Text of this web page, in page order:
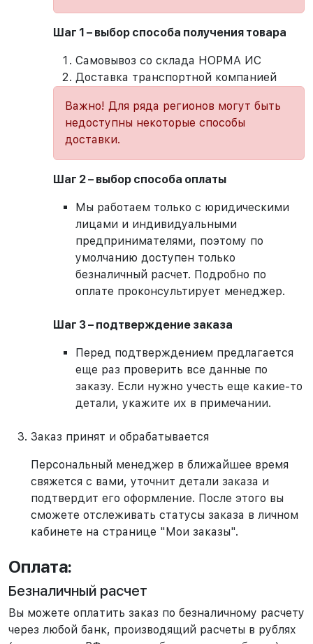
Шаг 1 – выбор способа получения товара
Самовывоз со склада НОРМА ИС
Доставка транспортной компанией
Важно! Для ряда регионов могут быть
недоступны некоторые способы
доставки.
Шаг 2 – выбор способа оплаты
Мы работаем только с юридическими
лицами и индивидуальными
предпринимателями, поэтому по
умолчанию доступен только
безналичный расчет. Подробно по
оплате проконсультирует менеджер.
Шаг 3 – подтверждение заказа
Перед подтверждением предлагается
еще раз проверить все данные по
заказу. Если нужно учесть еще какие-то
детали, укажите их в примечании.
Заказ принят и обрабатывается
Персональный менеджер в ближайшее время
свяжется с вами, уточнит детали заказа и
подтвердит его оформление. После этого вы
сможете отслеживать статусы заказа в личном
кабинете на странице "Мои заказы".
Оплата:
Безналичный расчет
Вы можете оплатить заказ по безналичному расчету
через любой банк, производящий расчеты в рублях